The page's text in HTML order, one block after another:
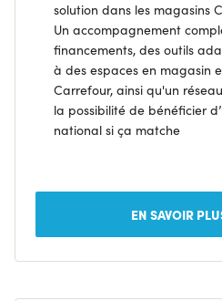
solution dans les magasins
Un accompagnement
financements, des outils
à des espaces en magasin
Carrefour, ainsi qu'un
la possibilité de bénéficier
national si ça matche
EN SAVOIR